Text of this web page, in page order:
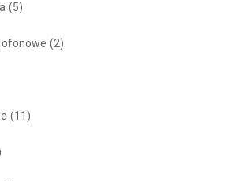
(5)
(2)
(11)